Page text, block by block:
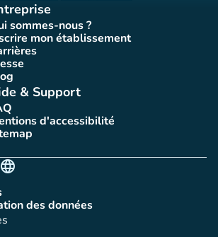
sommes-nous ?
(nouvel onglet)
mon établissement
(nouvel onglet)
(nouvel onglet)
(nouvel onglet)
(nouvel onglet)
& Support
onglet)
d'accessibilité
(nouvel onglet)
(nouvel onglet)
language
des données
(nouvel onglet)